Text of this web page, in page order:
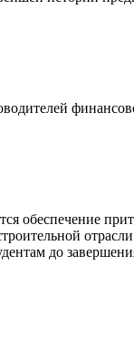
обеспечение
до